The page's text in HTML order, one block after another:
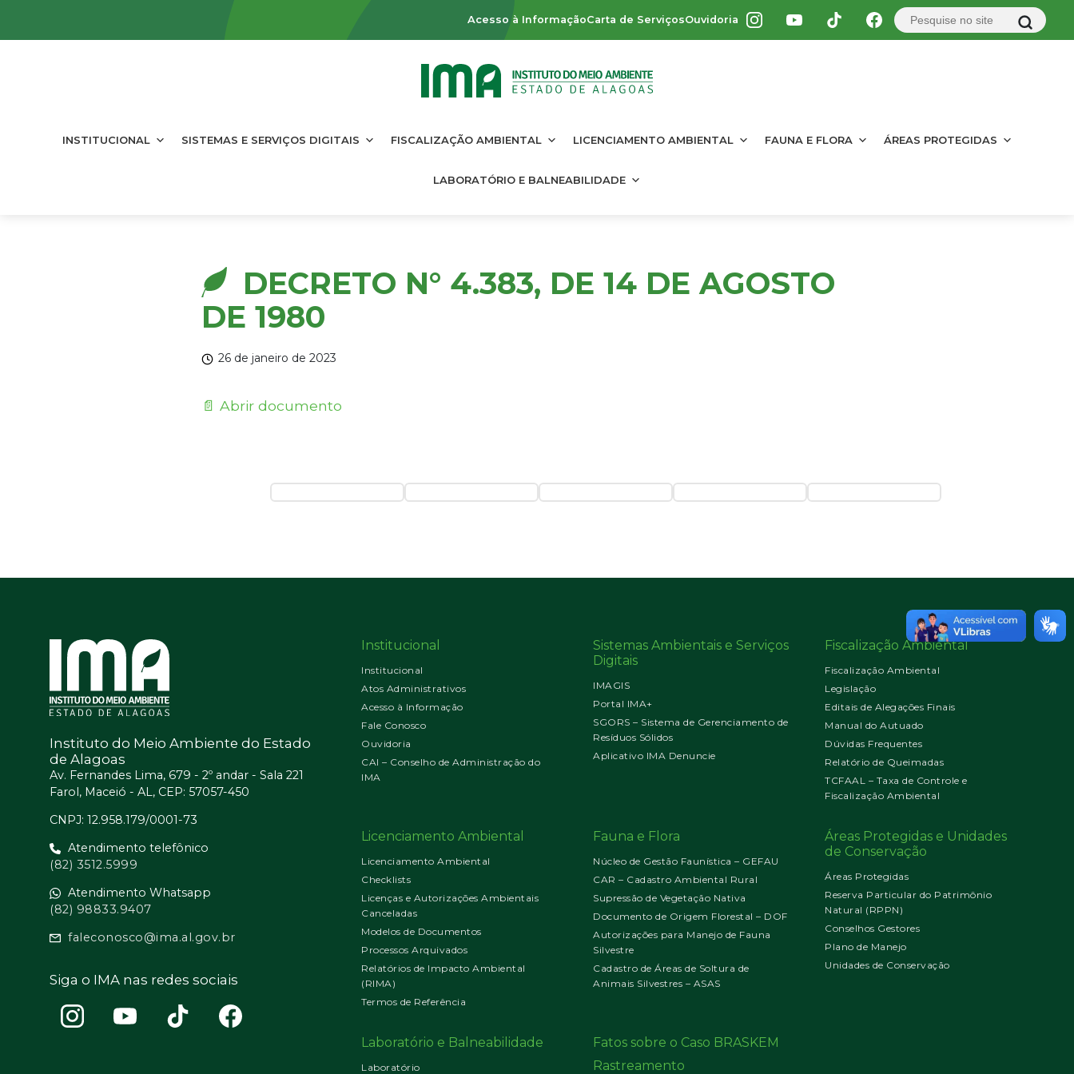
Acesso à InformaçãoCarta de ServiçosOuvidoria
INSTITUCIONAL SISTEMAS E SERVIÇOS DIGITAIS FISCALIZAÇÃO AMBIENTAL LICENCIAMENTO AMBIENTAL FAUNA E FLORA ÁREAS PROTEGIDAS
LABORATÓRIO E BALNEABILIDADE
DECRETO N° 4.383, DE 14 DE AGOSTO
DE 1980
26 de janeiro de 2023
📄 Abrir documento
Instituto do Meio Ambiente do Estado
de Alagoas
Av. Fernandes Lima, 679 - 2º andar - Sala 221
Farol, Maceió - AL, CEP: 57057-450
CNPJ: 12.958.179/0001-73
Atendimento telefônico
(82) 3512.5999
Atendimento Whatsapp
(82) 98833.9407
faleconosco@ima.al.gov.br
Siga o IMA nas redes sociais
Institucional
Institucional
Atos Administrativos
Acesso à Informação
Fale Conosco
Ouvidoria
CAI – Conselho de Administração do
IMA
Sistemas Ambientais e Serviços
Digitais
IMAGIS
Portal IMA+
SGORS – Sistema de Gerenciamento de
Resíduos Sólidos
Aplicativo IMA Denuncie
Fiscalização Ambiental
Fiscalização Ambiental
Legislação
Editais de Alegações Finais
Manual do Autuado
Dúvidas Frequentes
Relatório de Queimadas
TCFAAL – Taxa de Controle e
Fiscalização Ambiental
Licenciamento Ambiental
Licenciamento Ambiental
Checklists
Licenças e Autorizações Ambientais
Canceladas
Modelos de Documentos
Processos Arquivados
Relatórios de Impacto Ambiental
(RIMA)
Termos de Referência
Fauna e Flora
Núcleo de Gestão Faunística – GEFAU
CAR – Cadastro Ambiental Rural
Supressão de Vegetação Nativa
Documento de Origem Florestal – DOF
Autorizações para Manejo de Fauna
Silvestre
Cadastro de Áreas de Soltura de
Animais Silvestres – ASAS
Áreas Protegidas e Unidades
de Conservação
Áreas Protegidas
Reserva Particular do Patrimônio
Natural (RPPN)
Conselhos Gestores
Plano de Manejo
Unidades de Conservação
Laboratório e Balneabilidade
Laboratório
Fatos sobre o Caso BRASKEM
Rastreamento